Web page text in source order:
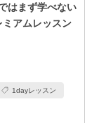
はまず学べない
アムレッスン
1dayレッスン